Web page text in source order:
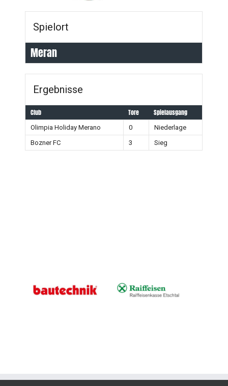
Spielort
Meran
Ergebnisse
Club Tore Spielausgang
Olimpia Holiday Merano 0
Niederlage
Bozner FC
3 Sieg